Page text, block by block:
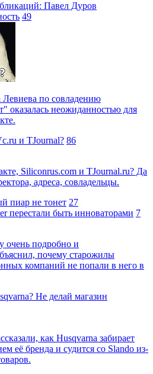
Павел Дуров
49
Левиева по совладению
оказалась неожиданностью для
и TJournal? 86
Siliconrus.com и TJournal.ru? Да
адреса, совладельцы.
пиар не тонет 27
перестали быть инноваторами 7
очень подробно и
почему старожилы
компаний не попали в него в
Не делай магазин
как Husqvarna забирает
её бренда и судится со Slando из-